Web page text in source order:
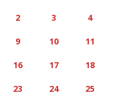
2 3 4
9 10 11
16 17 18
23 24 25